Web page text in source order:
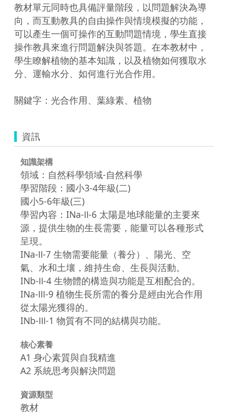
教材單元同時也具備評量階段，以問題解決為導
向，而互動教具的自由操作與情境模擬的功能，
可以產生一個可操作的互動問題情境，學生直接
操作教具來進行問題解決與答題。在本教材中，
學生瞭解植物的基本知識，以及植物如何獲取水
分、運輸水分、如何進行光合作用。
資訊
知識架構
領域：自然科學領域-自然科學
學習階段：國小3-4年級(二)
國小5-6年級(三)
學習內容：INa-Ⅱ-6 太陽是地球能量的主要來
源，提供生物的生長需要，能量可以各種形式
呈現。
INa-Ⅱ-7 生物需要能量（養分）、陽光、空
氣、水和土壤，維持生命、生長與活動。
INb-Ⅱ-4 生物體的構造與功能是互相配合的。
INa-Ⅲ-9 植物生長所需的養分是經由光合作用
從太陽光獲得的。
INb-Ⅲ-1 物質有不同的結構與功能。
核心素養
A1 身心素質與自我精進
A2 系統思考與解決問題
資源類型
教材